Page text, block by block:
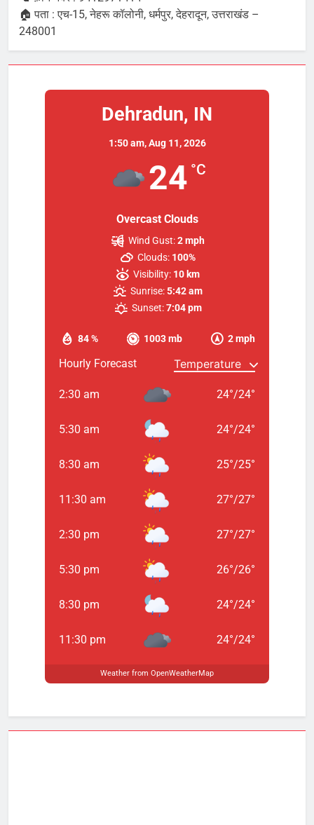
🏠 पता : एच-15, नेहरू कॉलोनी, धर्मपुर, देहरादून, उत्तराखंड –
248001
Dehradun, IN
1:50 am,Aug 11, 2026
24 °C
Overcast Clouds
84 % 1003 mb 2 mph
Wind Gust:2 mph
Clouds: 100%
Visibility: 10 km
Sunrise:5:42 am
Sunset: 7:04 pm
Hourly Forecast
2:30 am 24°/24°
5:30 am 24°/24°
8:30 am 25°/25°
11:30 am 27°/27°
2:30 pm 27°/27°
5:30 pm 26°/26°
8:30 pm 24°/24°
11:30 pm 24°/24°
Weather from OpenWeatherMap